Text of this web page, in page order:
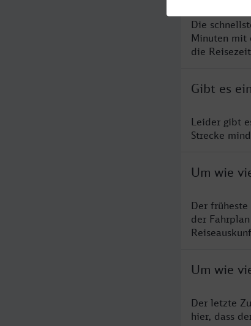
Die
Minuten mit
die
Gibt es
Leider gibt
Strecke
Um wie
Der
der
Um wie
Der letzte
hier, dass